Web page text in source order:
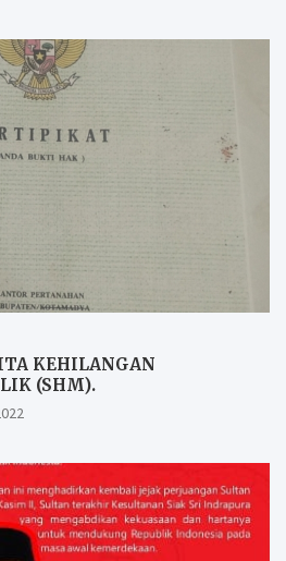
KEHILANGAN
(SHM).